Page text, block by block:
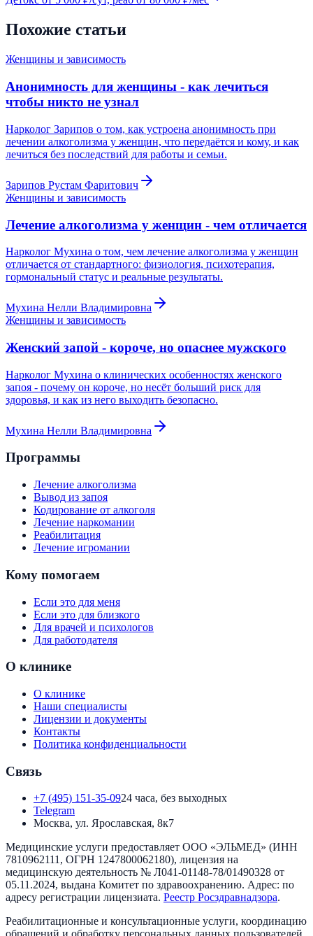
Похожие статьи
Женщины и зависимость
Анонимность для женщины - как лечиться
чтобы никто не узнал
Нарколог Зарипов о том, как устроена анонимность при
лечении алкоголизма у женщин, что передаётся и кому, и как
лечиться без последствий для работы и семьи.
Зарипов Рустам Фаритович
Женщины и зависимость
Лечение алкоголизма у женщин - чем отличается
Нарколог Мухина о том, чем лечение алкоголизма у женщин
отличается от стандартного: физиология, психотерапия,
гормональный статус и реальные результаты.
Мухина Нелли Владимировна
Женщины и зависимость
Женский запой - короче, но опаснее мужского
Нарколог Мухина о клинических особенностях женского
запоя - почему он короче, но несёт больший риск для
здоровья, и как из него выходить безопасно.
Мухина Нелли Владимировна
Программы
Лечение алкоголизма
Вывод из запоя
Кодирование от алкоголя
Лечение наркомании
Реабилитация
Лечение игромании
Кому помогаем
Если это для меня
Если это для близкого
Для врачей и психологов
Для работодателя
О клинике
О клинике
Наши специалисты
Лицензии и документы
Контакты
Политика конфиденциальности
Связь
+7 (495) 151-35-0924 часа, без выходных
Telegram
Москва, ул. Ярославская, 8к7
Медицинские услуги предоставляет ООО «ЭЛЬМЕД» (ИНН
7810962111, ОГРН 1247800062180), лицензия на
медицинскую деятельность № Л041-01148-78/01490328 от
05.11.2024, выдана Комитет по здравоохранению. Адрес: по
адресу регистрации лицензиата. Реестр Росздравнадзора.
Реабилитационные и консультационные услуги, координацию